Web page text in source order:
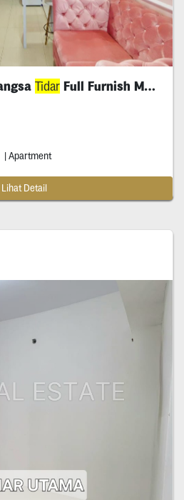
TidarFull Furnish Mewah
| Apartment
Lihat Detail